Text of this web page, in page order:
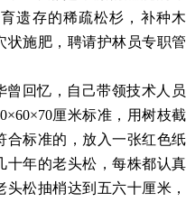
遗存的稀疏松杉，补种木
状施肥，聘请护林员专职管
曾回忆，自己带领技术人员
厘米标准，用树枝截
合标准的，放入一张红色纸
十年的老头松，每株都认真
松抽梢达到五六十厘米，